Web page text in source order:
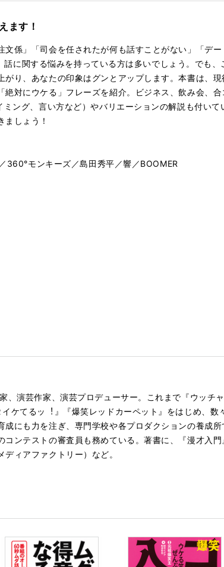
ます！
文係」「司会を任されたが何も話すことがない」「デ
に関する悩みを持っている方は多いでしょう。でも
り、あなたの印象はグンとアップします。本書は、
対にウケる」フレーズを紹介。ビジネス、飲み会、
ング、言い方など）やバリエーションの解説も付いて
ましょう！
360°モンキーズ／島田秀平／響／BOOMER
演芸作家、演芸プロデューサー。これまで『ウッチ
ケてるッ︕』『爆笑レッドカーペット』をはじめ、数
にも⼒を注ぎ、専⾨学校や各プロダクションの養成
ンテストの審査員も務めている。著書に、『漫才⼊
ィアファクトリー）など。